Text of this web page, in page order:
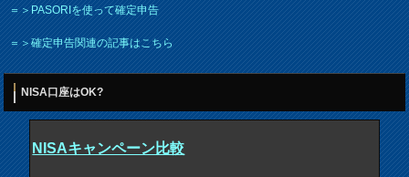
＝＞PASORIを使って確定申告
＝＞確定申告関連の記事はこちら
NISA口座はOK?
NISAキャンペーン比較